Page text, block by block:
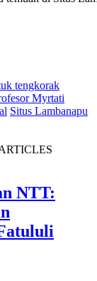
tengkorak
Myrtati
Situs Lambanapu
NTT: